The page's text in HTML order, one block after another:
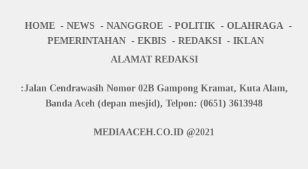
HOME NEWS NANGGROE POLITIK
OLAHRAGA
PEMERINTAHAN
EKBIS REDAKSI
IKLAN
ALAMAT REDAKSI
:Jalan Cendrawasih Nomor 02B Gampong Kramat, Kuta Alam,
Banda Aceh (depan mesjid), Telpon: (0651) 3613948
MEDIAACEH.CO.ID @2021